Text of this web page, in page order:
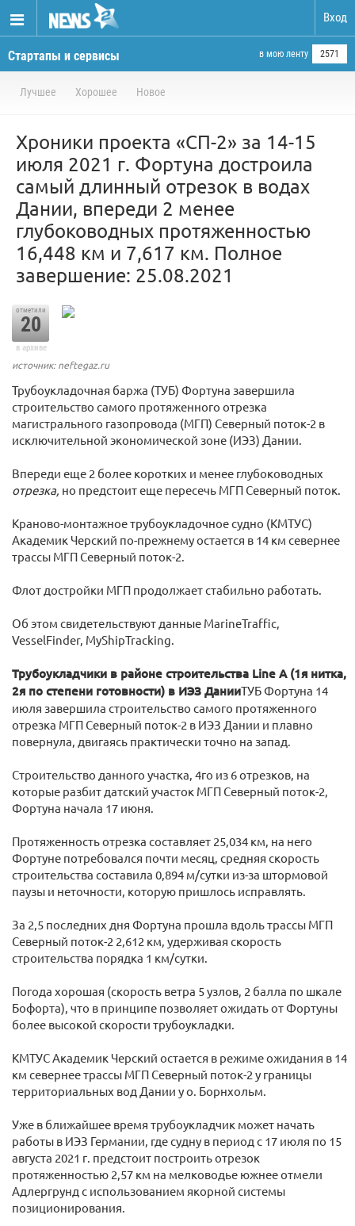
Вход
Стартапы и сервисы в мою ленту 2571
Лучшее Хорошее Новое
Хроники проекта «СП-2» за 14-15
июля 2021 г. Фортуна достроила
самый длинный отрезок в водах
Дании, впереди 2 менее
глубоководных протяженностью
16,448 км и 7,617 км. Полное
завершение: 25.08.2021
отметили
20
в архиве
источник: neftegaz.ru
Трубоукладочная баржа (ТУБ) Фортуна завершила
строительство самого протяженного отрезка
магистрального газопровода (МГП) Северный поток-2 в
исключительной экономической зоне (ИЭЗ) Дании.
Впереди еще 2 более коротких и менее глубоководных
отрезка, но предстоит еще пересечь МГП Северный поток.
Краново-монтажное трубоукладочное судно (КМТУС)
Академик Черский по-прежнему остается в 14 км севернее
трассы МГП Северный поток-2.
Флот достройки МГП продолжает стабильно работать.
Об этом свидетельствуют данные MarineTraffic,
VesselFinder, MyShipTracking.
Трубоукладчики в районе строительства Line A (1я нитка,
2я по степени готовности) в ИЭЗ ДанииТУБ Фортуна 14
июля завершила строительство самого протяженного
отрезка МГП Северный поток-2 в ИЭЗ Дании и плавно
повернула, двигаясь практически точно на запад.
Строительство данного участка, 4го из 6 отрезков, на
которые разбит датский участок МГП Северный поток-2,
Фортуна начала 17 июня.
Протяженность отрезка составляет 25,034 км, на него
Фортуне потребовался почти месяц, средняя скорость
строительства составила 0,894 м/сутки из-за штормовой
паузы и неточности, которую пришлось исправлять.
За 2,5 последних дня Фортуна прошла вдоль трассы МГП
Северный поток-2 2,612 км, удерживая скорость
строительства порядка 1 км/сутки.
Погода хорошая (скорость ветра 5 узлов, 2 балла по шкале
Бофорта), что в принципе позволяет ожидать от Фортуны
более высокой скорости трубоукладки.
КМТУС Академик Черский остается в режиме ожидания в 14
км севернее трассы МГП Северный поток-2 у границы
территориальных вод Дании у о. Борнхольм.
Уже в ближайшее время трубоукладчик может начать
работы в ИЭЗ Германии, где судну в период с 17 июля по 15
августа 2021 г. предстоит построить отрезок
протяженностью 2,57 км на мелководье южнее отмели
Адлергрунд с использованием якорной системы
позиционирования.